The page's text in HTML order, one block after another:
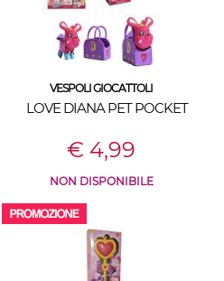
VESPOLI GIOCATTOLI
LOVE DIANA PET POCKET
€ 4,99
NON DISPONIBILE